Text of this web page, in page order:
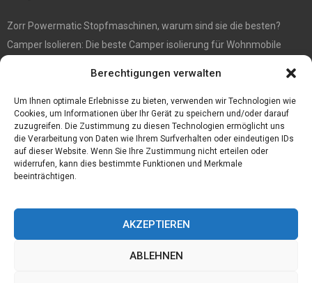
Berechtigungen verwalten
Um Ihnen optimale Erlebnisse zu bieten, verwenden wir Technologien wie
Cookies, um Informationen über Ihr Gerät zu speichern und/oder darauf
zuzugreifen. Die Zustimmung zu diesen Technologien ermöglicht uns
die Verarbeitung von Daten wie Ihrem Surfverhalten oder eindeutigen IDs
auf dieser Website. Wenn Sie Ihre Zustimmung nicht erteilen oder
widerrufen, kann dies bestimmte Funktionen und Merkmale
beeinträchtigen.
AKZEPTIEREN
ABLEHNEN
Zorr Powermatic Stopfmaschinen, warum sind sie die besten?
Camper Isolieren: Die beste Camper isolierung für Wohnmobile
Immobilienmakler Gökay Gündüz
Masterarbeit auf Englisch: Anleitung zum Verfassen